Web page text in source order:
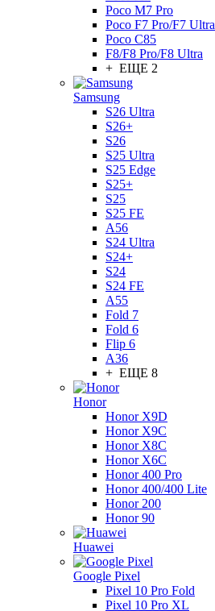
Poco M7 Pro
Poco F7 Pro/F7 Ultra
Poco C85
F8/F8 Pro/F8 Ultra
+ ЕЩЕ 2
Samsung
S26 Ultra
S26+
S26
S25 Ultra
S25 Edge
S25+
S25
S25 FE
A56
S24 Ultra
S24+
S24
S24 FE
A55
Fold 7
Fold 6
Flip 6
A36
+ ЕЩЕ 8
Honor
Honor X9D
Honor X9C
Honor X8C
Honor X6C
Honor 400 Pro
Honor 400/400 Lite
Honor 200
Honor 90
Huawei
Google Pixel
Pixel 10 Pro Fold
Pixel 10 Pro XL